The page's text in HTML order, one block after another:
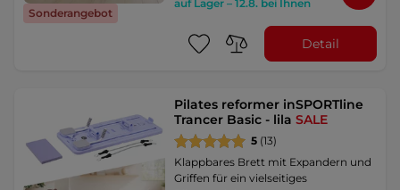
Sonderangebot
auf Lager – 12.8. bei Ihnen
Detail
Pilates reformer inSPORTline
Trancer Basic - lilaSALE
5 (13)
Klappbares Brett mit Expandern und
Griffen für ein vielseitiges